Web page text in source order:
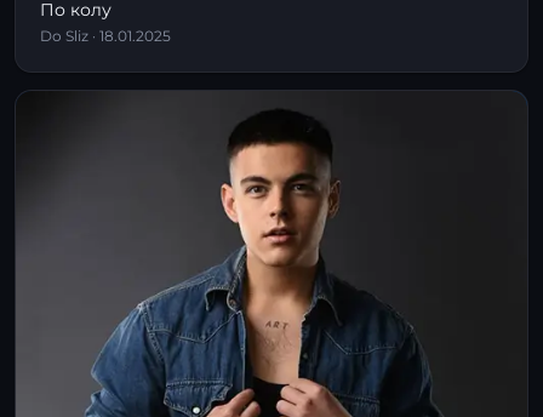
По колу
Dо Sliz · 18.01.2025